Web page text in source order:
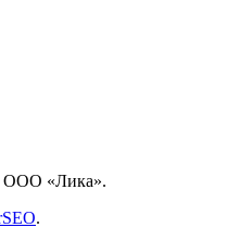
ООО «Лика».
.